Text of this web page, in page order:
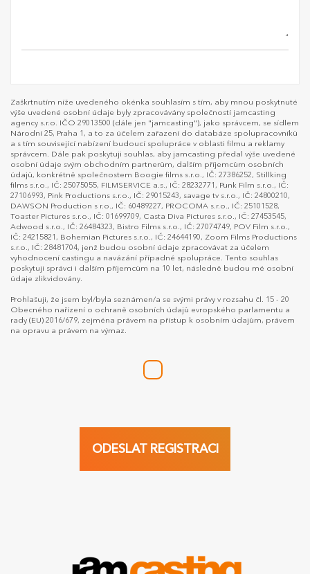
Zaškrtnutím níže uvedeného okénka souhlasím s tím, aby mnou poskytnuté
výše uvedené osobní údaje byly zpracovávány společností jamcasting
agency s.r.o. IČO 29013500 (dále jen "jamcasting"), jako správcem, se sídlem
Národní 25, Praha 1, a to za účelem zařazení do databáze spolupracovníků
a s tím související nabízení budoucí spolupráce v oblasti filmu a reklamy
správcem. Dále pak poskytuji souhlas, aby jamcasting předal výše uvedené
osobní údaje svým obchodním partnerům, dalším příjemcům osobních
údajů, konkrétně společnostem Boogie films s.r.o., IČ: 27386252, Stillking
films s.r.o., IČ: 25075055, FILMSERVICE a.s., IČ: 28232771, Punk Film s.r.o., IČ:
27106993, Pink Productions s.r.o., IČ: 29015243, savage tv s.r.o., IČ: 24800210,
DAWSON Production s r.o., IČ: 60489227, PROCOMA s.r.o., IČ: 25101528,
Toaster Pictures s.r.o., IČ: 01699709, Casta Diva Pictures s.r.o., IČ: 27453545,
Adwood s.r.o., IČ: 26484323, Bistro Films s.r.o., IČ: 27074749, POV Film s.r.o.,
IČ: 24215821, Bohemian Pictures s.r.o., IČ: 24644190, Zoom Films Productions
s.r.o., IČ: 28481704, jenž budou osobní údaje zpracovávat za účelem
vyhodnocení castingu a navázání případné spolupráce. Tento souhlas
poskytuji správci i dalším příjemcům na 10 let, následně budou mé osobní
údaje zlikvidovány.
Prohlašuji, že jsem byl/byla seznámen/a se svými právy v rozsahu čl. 15 - 20
Obecného nařízení o ochraně osobních údajů evropského parlamentu a
rady (EU) 2016/679, zejména právem na přístup k osobním údajům, právem
na opravu a právem na výmaz.
ODESLAT REGISTRACI